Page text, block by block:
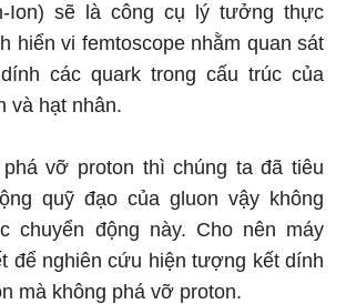
Ion) sẽ là công cụ lý tưởng thực
hiển vi femtoscope nhằm quan sát
các quark trong cấu trúc của
và hạt nhân.
vỡ proton thì chúng ta đã tiêu
quỹ đạo của gluon vậy không
chuyển động này. Cho nên máy
để nghiên cứu hiện tượng kết dính
mà không phá vỡ proton.